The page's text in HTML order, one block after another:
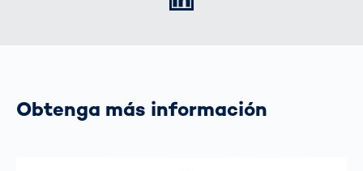
Obtenga más información